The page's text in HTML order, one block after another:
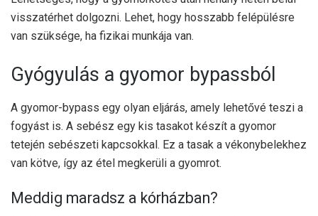
visszatérhet dolgozni. Lehet, hogy hosszabb felépülésre
van szüksége, ha fizikai munkája van.
Gyógyulás a gyomor bypassból
A gyomor-bypass egy olyan eljárás, amely lehetővé teszi a
fogyást is. A sebész egy kis tasakot készít a gyomor
tetején sebészeti kapcsokkal. Ez a tasak a vékonybelekhez
van kötve, így az étel megkerüli a gyomrot.
Meddig maradsz a kórházban?